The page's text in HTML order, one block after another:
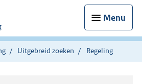
Menu
Uitgebreid zoeken Regeling